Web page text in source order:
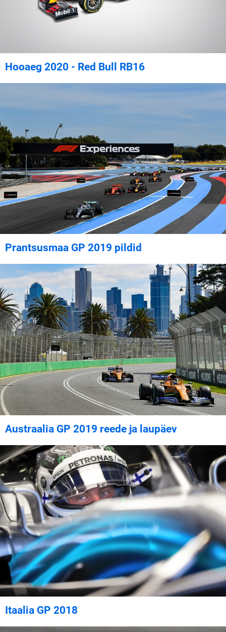
Hooaeg 2020 - Red Bull RB16
Prantsusmaa GP 2019 pildid
Austraalia GP 2019 reede ja laupäev
Itaalia GP 2018